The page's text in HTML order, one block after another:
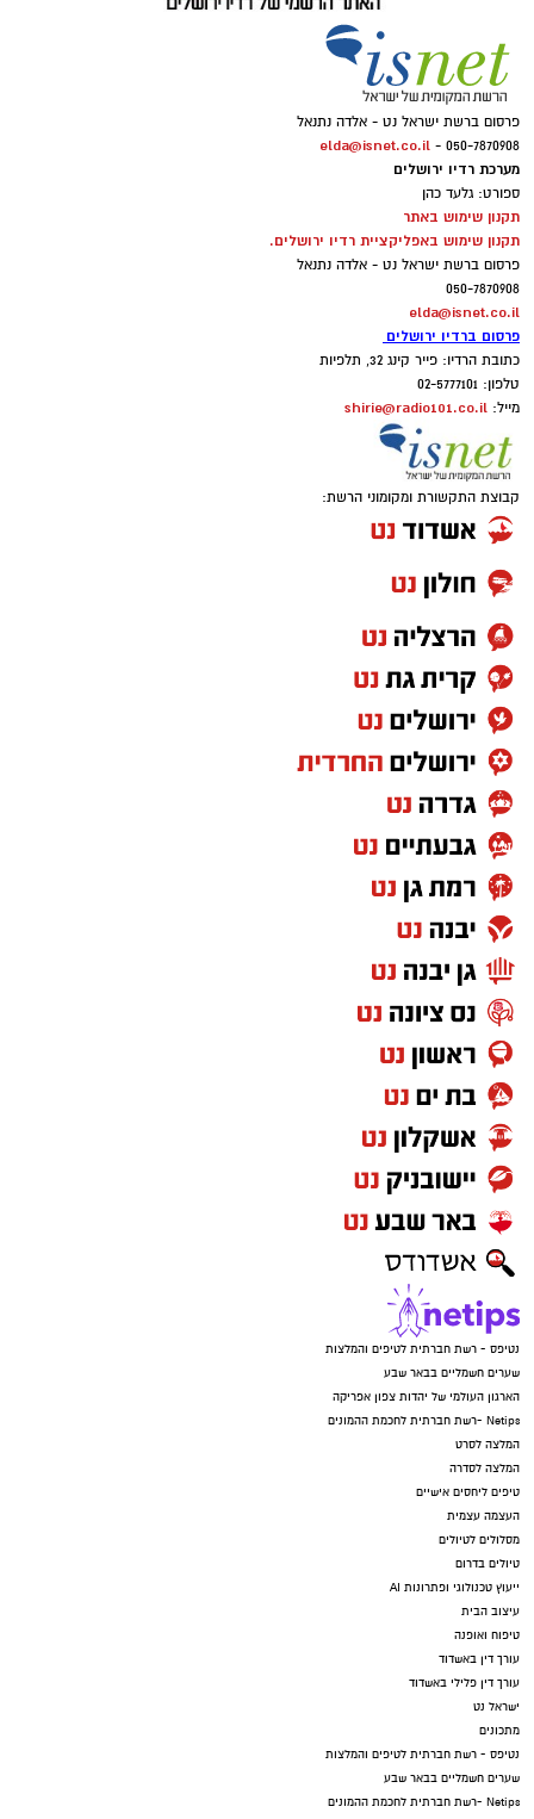
פרסום ברשת ישראל נט - אלדה נתנאל
050-7870908 -
elda@isnet.co.il
מערכת רדיו ירושלים
ספורט: גלעד כהן
תקנון שימוש באתר
תקנון שימוש באפליקציית רדיו ירושלים.
פרסום ברשת ישראל נט - אלדה נתנאל
050-7870908
elda@isnet.co.il
פרסום ברדיו ירושלים
כתובת הרדיו: פייר קינג 32, תלפיות
טלפון: 02-5777101
מייל: shirie@radio101.co.il
קבוצת התקשורת ומקומוני הרשת:
נטיפס - רשת חברתית לטיפים והמלצות
שערים חשמליים בבאר שבע
הארגון העולמי של יהדות צפון אפריקה
Netips -רשת חברתית לחכמת ההמונים
המלצה לסרט
המלצה לסדרה
טיפים ליחסים אישיים
העצמה עצמית
מסלולים לטיולים
טיולים בדרום
ייעוץ טכנולוגי ופתרונות AI
עיצוב הבית
טיפוח ואופנה
עורך דין באשדוד
עורך דין פלילי באשדוד
ישראל נט
מתכונים
נטיפס - רשת חברתית לטיפים והמלצות
שערים חשמליים בבאר שבע
Netips -רשת חברתית לחכמת ההמונים